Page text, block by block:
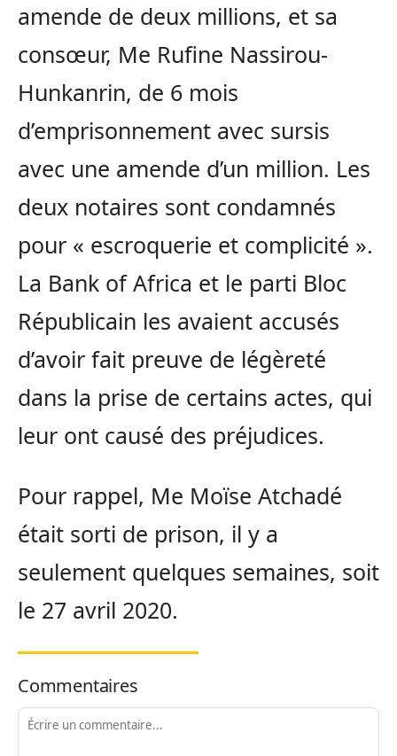
amende de deux millions, et sa
consœur, Me Rufine Nassirou-
Hunkanrin, de 6 mois
d’emprisonnement avec sursis
avec une amende d’un million. Les
deux notaires sont condamnés
pour « escroquerie et complicité ».
La Bank of Africa et le parti Bloc
Républicain les avaient accusés
d’avoir fait preuve de légèreté
dans la prise de certains actes, qui
leur ont causé des préjudices.
Pour rappel, Me Moïse Atchadé
était sorti de prison, il y a
seulement quelques semaines, soit
le 27 avril 2020.
Commentaires